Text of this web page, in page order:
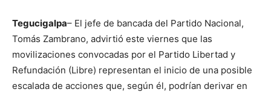
Tegucigalpa– El jefe de bancada del Partido Nacional,
Tomás Zambrano, advirtió este viernes que las
movilizaciones convocadas por el Partido Libertad y
Refundación (Libre) representan el inicio de una posible
escalada de acciones que, según él, podrían derivar en